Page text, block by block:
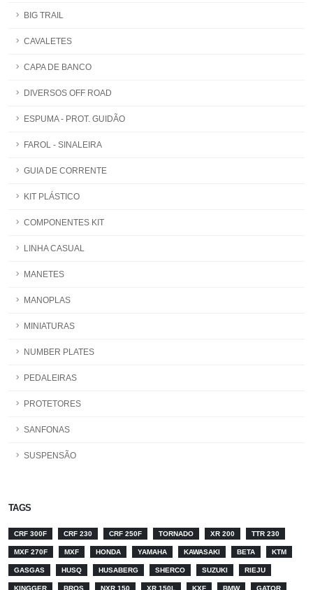
BIG TRAIL
CAVALETES
CAPA DE BANCO
DIVERSOS OFF ROAD
ESPUMA - PROT. GUIDÃO
FAROL - SINALEIRA
GUIA DE CORRENTE
KIT PLÁSTICO
COMPONENTES KIT
LINHA CASUAL
MANETES
MANOPLAS
MINIATURAS
NUMBER PLATES
PEDALEIRAS
PROTETORES
SANFONAS
SUSPENSÃO
TAGS
CRF 300F CRF 230 CRF 250F TORNADO XR 200 TTR 230
MXF 270F MXF HONDA YAMAHA KAWASAKI BETA KTM
GASGAS HUSQ HUSABERG SHERCO SUZUKI RIEJU
KINGGER BROS NXR 150 XR 150L KXF BMW GATOR